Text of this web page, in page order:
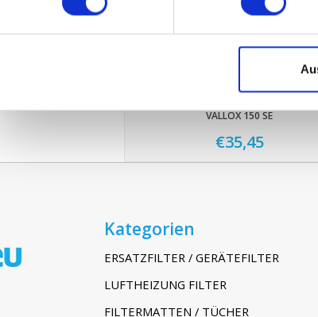
VALLOX 150 SE
€35,45
Kategorien
ERSATZFILTER / GERÄTEFILTER
LUFTHEIZUNG FILTER
FILTERMATTEN / TÜCHER